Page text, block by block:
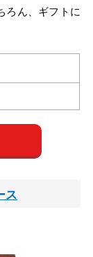
ろん、ギフトに
ス